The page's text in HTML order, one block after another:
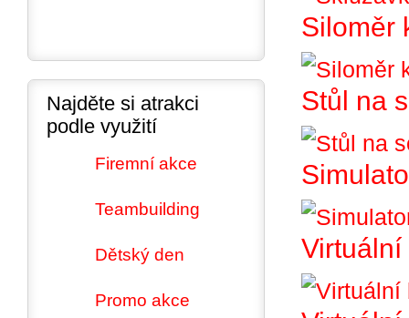
Siloměr
Stůl na
Najděte si atrakci
podle využití
Firemní akce
Teambuilding
Dětský den
Promo akce